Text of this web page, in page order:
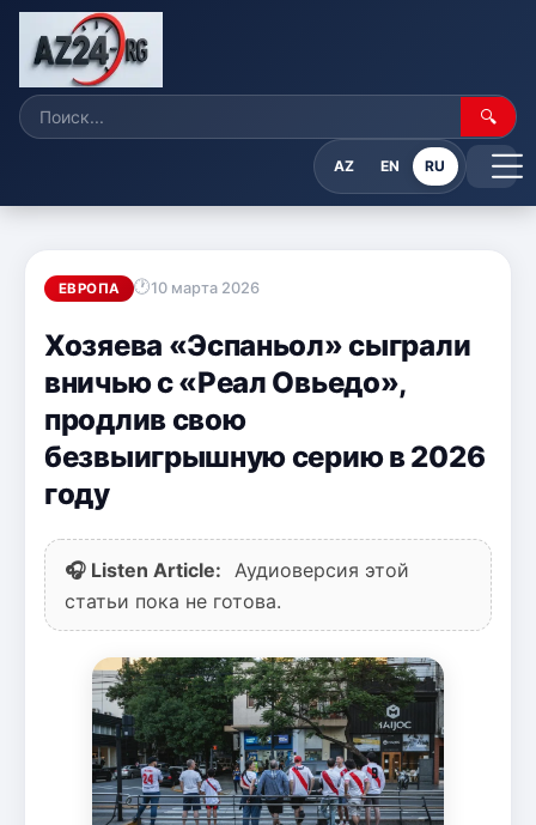
🔍
AZ EN RU
ЕВРОПА 10 марта 2026
Хозяева «Эспаньол» сыграли
вничью с «Реал Овьедо»,
продлив свою
безвыигрышную серию в 2026
году
🎧 Listen Article:
Аудиоверсия этой
статьи пока не готова.